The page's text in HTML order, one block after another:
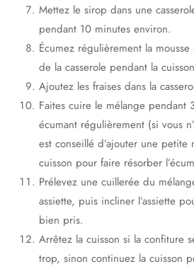
Mettez le sirop dans une
pendant 10 minutes environ.
Écumez régulièrement la
de la casserole pendant la
Ajoutez les fraises dans la
Faites cuire le mélange pendant
écumant régulièrement (si vous
est conseillé d’ajouter une
cuisson pour faire résorber
Prélevez une cuillerée du
assiette, puis incliner l’assiette
bien pris.
Arrêtez la cuisson si la confiture
trop, sinon continuez la cuisson